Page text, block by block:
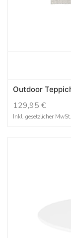
Outdoor
129,95 €
Inkl. gesetzlicher